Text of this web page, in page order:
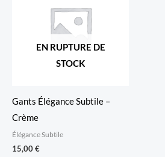
EN RUPTURE DE
STOCK
Gants Élégance Subtile –
Crème
Élégance Subtile
15,00€